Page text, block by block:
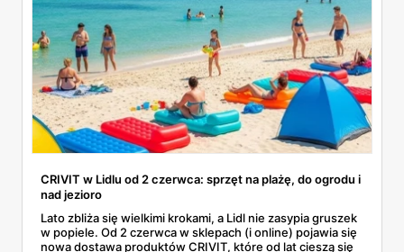
CRIVIT w Lidlu od 2 czerwca: sprzęt na plażę, do ogrodu i
nad jezioro
Lato zbliża się wielkimi krokami, a Lidl nie zasypia gruszek
w popiele. Od 2 czerwca w sklepach (i online) pojawia się
nowa dostawa produktów CRIVIT, które od lat cieszą się